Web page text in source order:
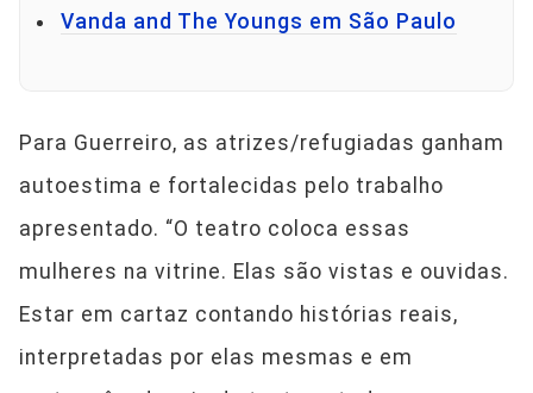
Vanda and The Youngs em São Paulo
Para Guerreiro, as atrizes/refugiadas ganham
autoestima e fortalecidas pelo trabalho
apresentado. “O teatro coloca essas
mulheres na vitrine. Elas são vistas e ouvidas.
Estar em cartaz contando histórias reais,
interpretadas por elas mesmas e em